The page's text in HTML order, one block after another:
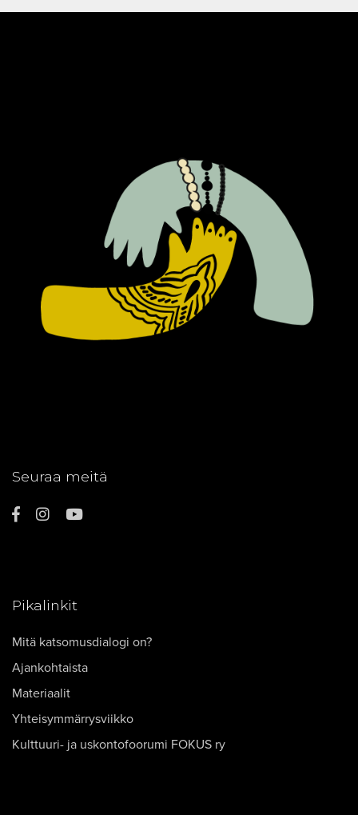
Seuraa meitä
Pikalinkit
Mitä katsomusdialogi on?
Ajankohtaista
Materiaalit
Yhteisymmärrysviikko
Kulttuuri- ja uskontofoorumi FOKUS ry